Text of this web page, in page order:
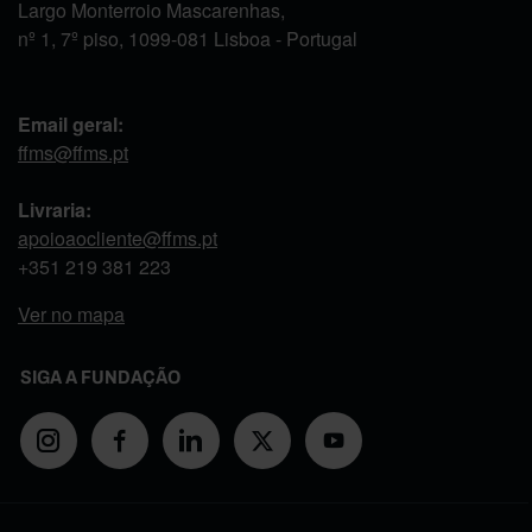
Largo Monterroio Mascarenhas,
nº 1, 7º piso, 1099-081 Lisboa - Portugal
Email geral:
ffms@ffms.pt
Livraria:
apoioaocliente@ffms.pt
+351 219 381 223
Ver no mapa
SIGA A FUNDAÇÃO